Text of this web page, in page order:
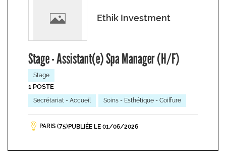
Ethik Investment
Stage - Assistant(e) Spa Manager (H/F)
Stage
1 POSTE
Secrétariat - Accueil Soins - Esthétique - Coiffure
PARIS (75)PUBLIÉE LE 01/06/2026